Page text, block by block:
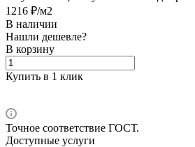
1216 ₽/м2
В наличии
Нашли дешевле?
В корзину
Купить в 1 клик
Точное соответствие ГОСТ.
Доступные услуги